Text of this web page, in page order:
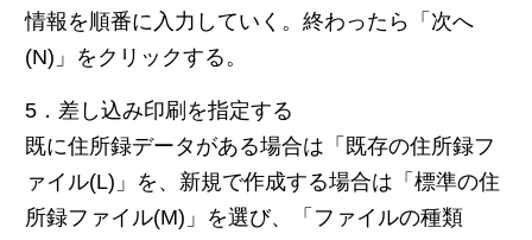
情報を順番に入力していく。終わったら「次へ
(N)」をクリックする。
5．差し込み印刷を指定する
既に住所録データがある場合は「既存の住所録フ
ァイル(L)」を、新規で作成する場合は「標準の住
所録ファイル(M)」を選び、「ファイルの種類